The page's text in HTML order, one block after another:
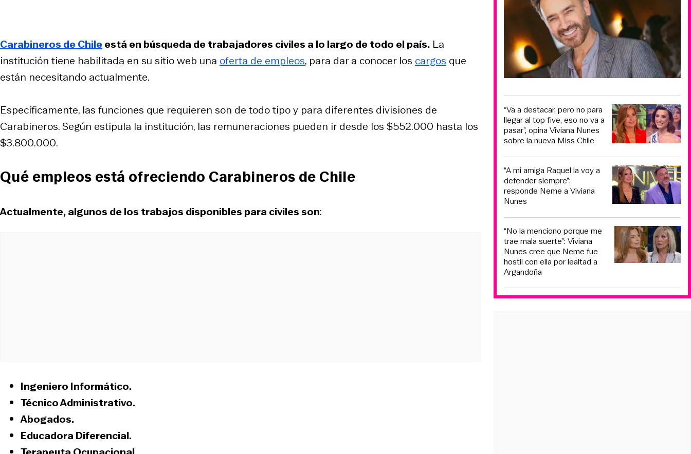
Carabineros de Chileestá en búsqueda de trabajadores civiles a lo largo de todo el país. La
institución tiene habilitada en su sitio web una oferta de empleos, para dar a conocer los cargos que
están necesitando actualmente.
Específicamente, las funciones que requieren son de todo tipo y para diferentes divisiones de
Carabineros. Según estipula la institución, las remuneraciones pueden ir desde los $552.000 hasta los
$3.800.000.
Qué empleos está ofreciendo Carabineros de Chile
Actualmente, algunos de los trabajos disponibles para civiles son:
Ingeniero Informático.
Técnico Administrativo.
Abogados.
Educadora Diferencial.
“Va a destacar, pero no para
llegar al top five, eso no va a
pasar”, opina Viviana Nunes
sobre la nueva Miss Chile
“A mi amiga Raquel la voy a
defender siempre”:
responde Neme a Viviana
Nunes
“No la menciono porque me
trae mala suerte”: Viviana
Nunes cree que Neme fue
hostil con ella por lealtad a
Argandoña